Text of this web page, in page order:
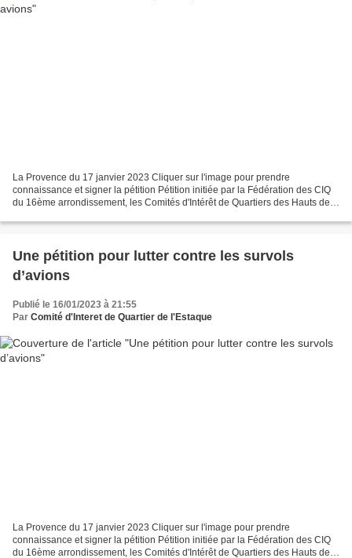
La Provence du 17 janvier 2023 Cliquer sur l'image pour prendre
connaissance et signer la pétition Pétition initiée par la Fédération des CIQ
du 16ème arrondissement, les Comités d'Intérêt de Quartiers des Hauts de
Une pétition pour lutter contre les survols
d’avions
Publié le 16/01/2023 à 21:55
Par Comité d'Interet de Quartier de l'Estaque
La Provence du 17 janvier 2023 Cliquer sur l'image pour prendre
connaissance et signer la pétition Pétition initiée par la Fédération des CIQ
du 16ème arrondissement, les Comités d'Intérêt de Quartiers des Hauts de